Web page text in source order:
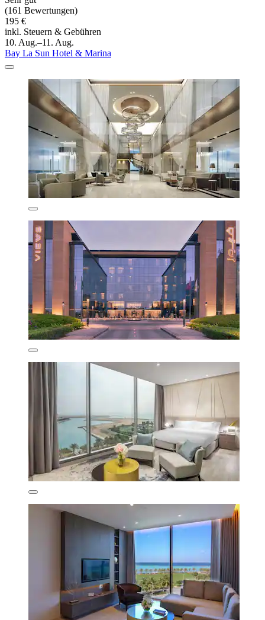
(161 Bewertungen)
195 €
inkl. Steuern & Gebühren
10. Aug.–11. Aug.
Bay La Sun Hotel & Marina